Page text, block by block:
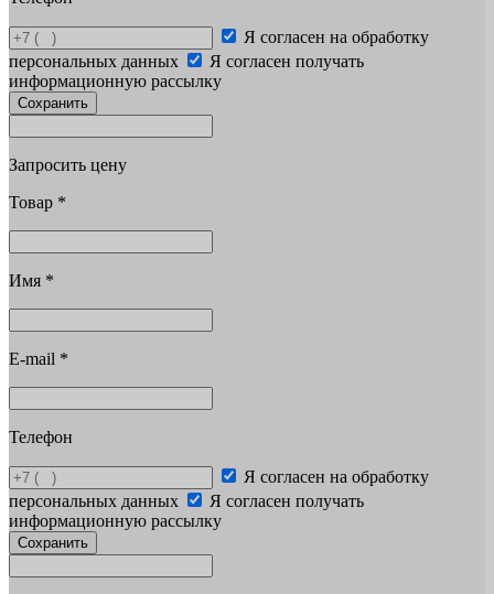
Я согласен на обработку
персональных данных
Я согласен получать
информационную рассылку
Сохранить
Запросить цену
Товар *
Имя *
E-mail *
Телефон
Я согласен на обработку
персональных данных
Я согласен получать
информационную рассылку
Сохранить